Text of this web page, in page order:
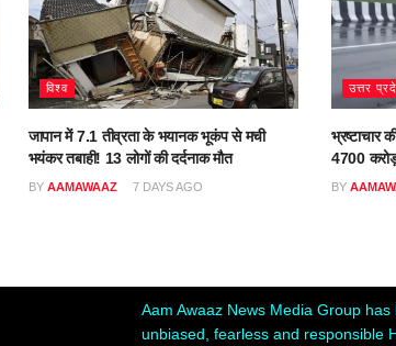
विश्व
जापान में 7.1 तीव्रता के भयानक भूकंप से मची
भयंकर तबाही! 13 लोगों की दर्दनाक मौत
BY AAMAWAAZ 7 DAYS AGO
उत्तर
भ्रष्टाचार
4700
BY
Aam Awaaz News Media Group
unbiased, fearless and responsible